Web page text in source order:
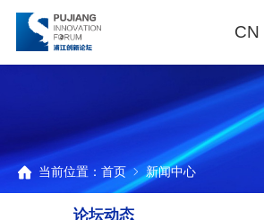
CN
当前位置： 首页 新闻中心
论坛动态